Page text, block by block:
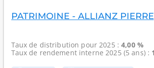
PATRIMOINE - ALLIANZ PIERRE
Taux de distribution pour 2025 :4,00 %
Taux de rendement interne2025 (5 ans) :